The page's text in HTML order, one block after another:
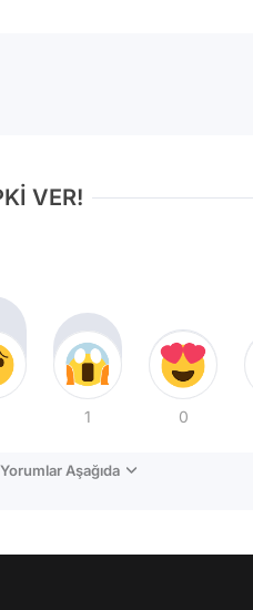
VER!
1 0
Yorumlar Aşağıda